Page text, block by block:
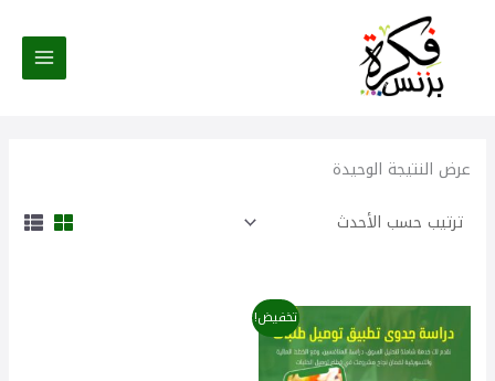
عرض النتيجة الوحيدة
تخفيض! السعر
الأصلي
هو:
150,00 $.
السعر
الحالي
هو:
120,00 $.